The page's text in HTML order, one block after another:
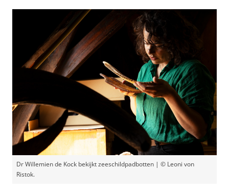
Dr Willemien de Kock bekijkt zeeschildpadbotten | © Leoni von
Ristok.